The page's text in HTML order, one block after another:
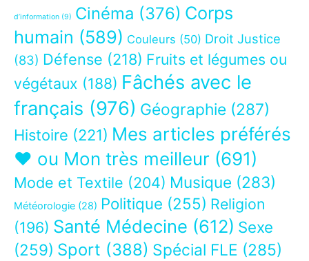
d’information (9) Cinéma (376) Corps
humain (589) Couleurs (50) Droit Justice
(83) Défense (218) Fruits et légumes ou
végétaux (188) Fâchés avec le
français (976) Géographie (287)
Histoire (221) Mes articles préférés
❤ ou Mon très meilleur (691)
Mode et Textile (204) Musique (283)
Météorologie (28) Politique (255) Religion
(196) Santé Médecine (612) Sexe
(259) Sport (388) Spécial FLE (285)